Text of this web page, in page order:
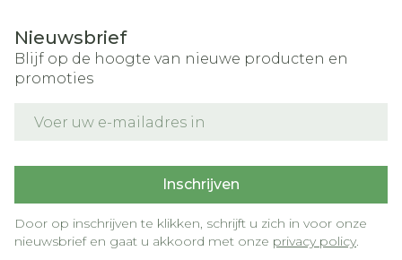
Nieuwsbrief
Blijf op de hoogte van nieuwe producten en
promoties
Inschrijven
Door op inschrijven te klikken, schrijft u zich in voor onze
nieuwsbrief en gaat u akkoord met onze privacy policy.